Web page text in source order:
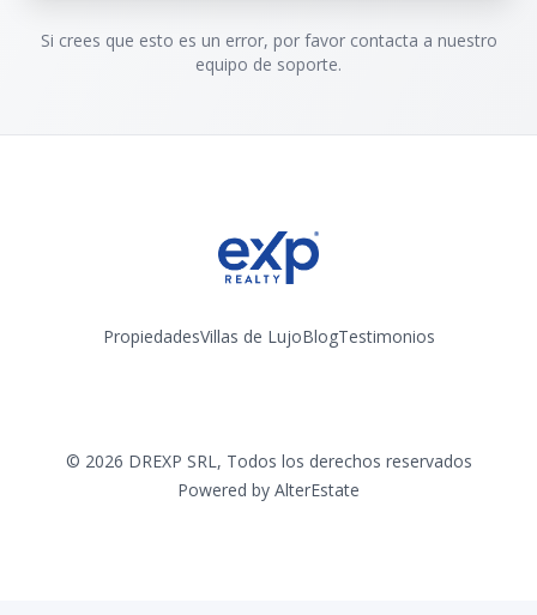
Si crees que esto es un error, por favor contacta a nuestro
equipo de soporte.
PropiedadesVillas de LujoBlogTestimonios
© 2026 DREXP SRL, Todos los derechos reservados
Powered by AlterEstate